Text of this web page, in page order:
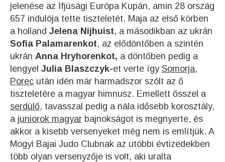
jelenése az Ifjúsági Európa Kupán, amin 28 ország
657 indulója tette tiszteletét. Maja az első körben
a holland Jelena Nijhuist, a másodikban az ukrán
Sofia Palamarenkot, az elődöntőben a szintén
ukrán Anna Hryhorenkot, a döntőben pedig a
lengyel Julia Blaszczyk-et verte így Somorja,
Porec után idén már harmadszor szólt az ő
tiszteletére a magyar himnusz. Emellett ősszel a
serdülő, tavasszal pedig a nála idősebb korosztály,
a juniorok magyar bajnokságot is megnyerte, és
akkor a kisebb versenyeket még nem is említjük. A
Mogyi Bajai Judo Clubnak az utóbbi évtizedekben
több olyan versenyzője is volt, aki uralta